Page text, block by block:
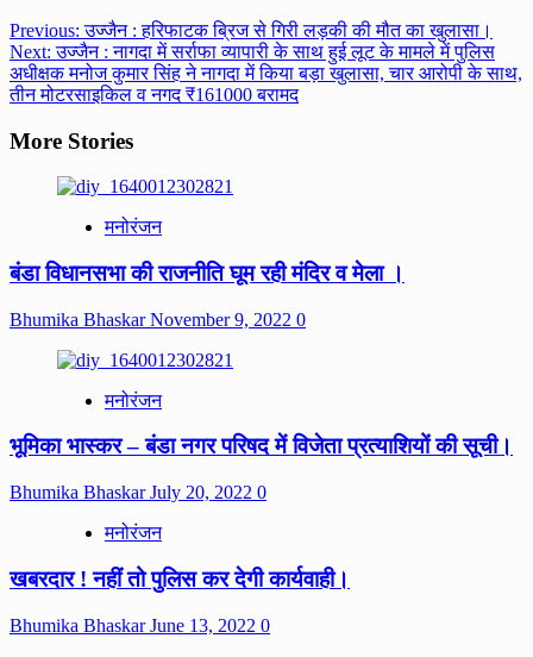
Post
navigation
Previous:उज्जैन : हरिफाटक ब्रिज से गिरी लड़की की मौत का खुलासा।
Next:उज्जैन : नागदा में सर्राफा व्यापारी के साथ हुई लूट के मामले में पुलिस
अधीक्षक मनोज कुमार सिंह ने नागदा में किया बड़ा खुलासा, चार आरोपी के साथ,
तीन मोटरसाइकिल व नगद ₹161000 बरामद
More Stories
मनोरंजन
बंडा विधानसभा की राजनीति घूम रही मंदिर व मेला ।
Bhumika BhaskarNovember 9, 2022 0
मनोरंजन
भूमिका भास्कर – बंडा नगर परिषद में विजेता प्रत्याशियों की सूची।
Bhumika BhaskarJuly 20, 2022 0
मनोरंजन
खबरदार ! नहीं तो पुलिस कर देगी कार्यवाही।
Bhumika BhaskarJune 13, 2022 0